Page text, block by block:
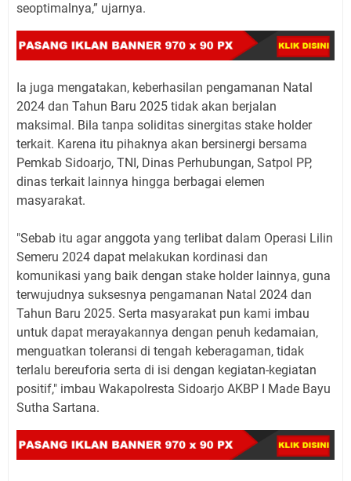
seoptimalnya,” ujarnya.
Ia juga mengatakan, keberhasilan pengamanan Natal
2024 dan Tahun Baru 2025 tidak akan berjalan
maksimal. Bila tanpa soliditas sinergitas stake holder
terkait. Karena itu pihaknya akan bersinergi bersama
Pemkab Sidoarjo, TNI, Dinas Perhubungan, Satpol PP,
dinas terkait lainnya hingga berbagai elemen
masyarakat.
"Sebab itu agar anggota yang terlibat dalam Operasi Lilin
Semeru 2024 dapat melakukan kordinasi dan
komunikasi yang baik dengan stake holder lainnya, guna
terwujudnya suksesnya pengamanan Natal 2024 dan
Tahun Baru 2025. Serta masyarakat pun kami imbau
untuk dapat merayakannya dengan penuh kedamaian,
menguatkan toleransi di tengah keberagaman, tidak
terlalu bereuforia serta di isi dengan kegiatan-kegiatan
positif," imbau Wakapolresta Sidoarjo AKBP I Made Bayu
Sutha Sartana.